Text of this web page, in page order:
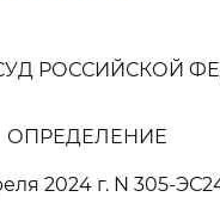
РОССИЙСКОЙ
ОПРЕДЕЛЕНИЕ
2024 г. N 305-